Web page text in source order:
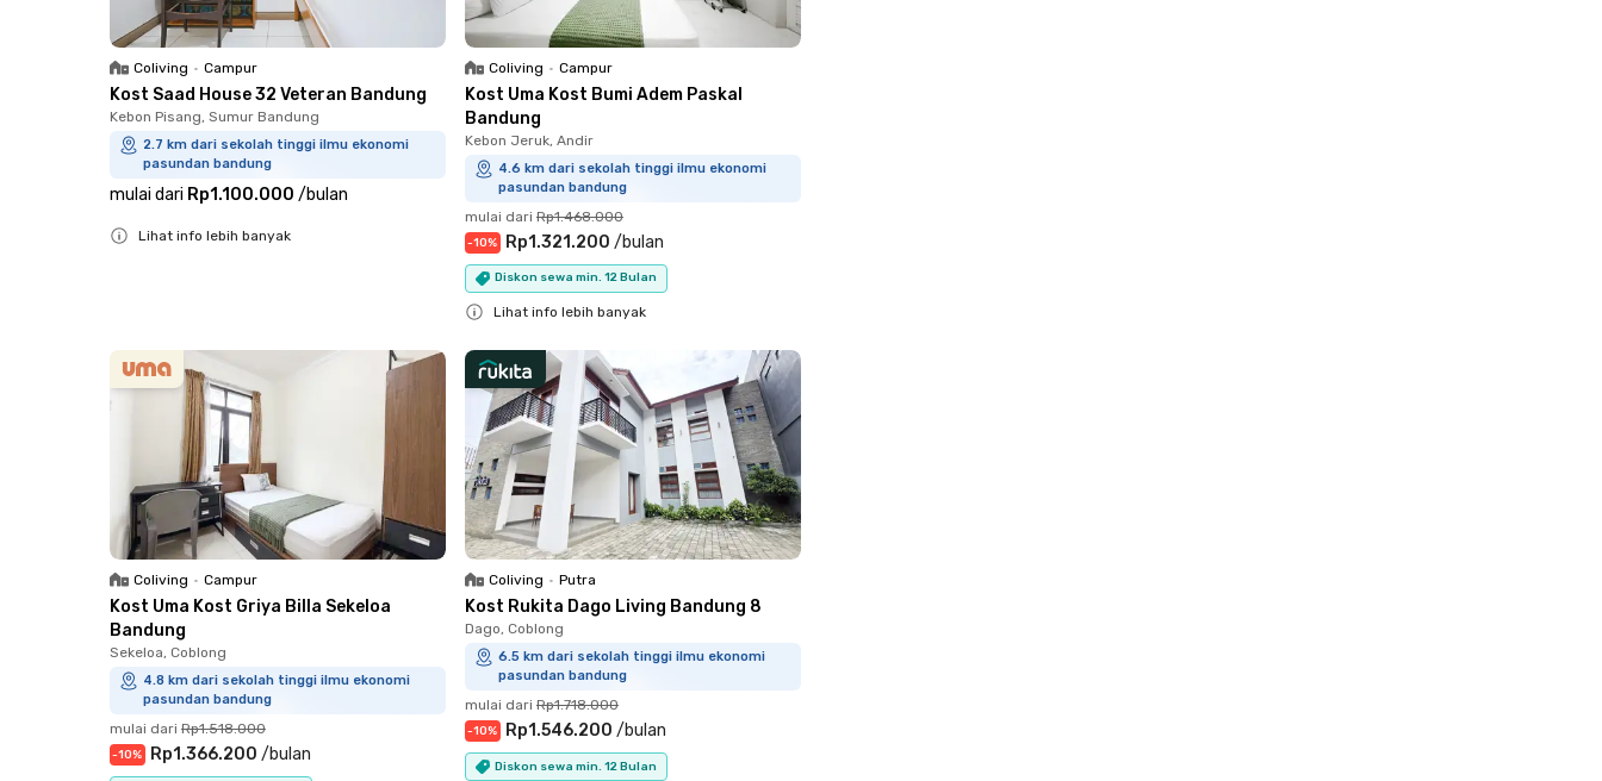
Coliving • Campur
Kost Saad House 32 Veteran Bandung
Kebon Pisang, Sumur Bandung
2.7 km dari sekolah tinggi ilmu ekonomi
pasundan bandung
mulai dari Rp1.100.000 /bulan
Lihat info lebih banyak
Coliving • Campur
Kost Uma Kost Bumi Adem Paskal
Bandung
Kebon Jeruk, Andir
4.6 km dari sekolah tinggi ilmu ekonomi
pasundan bandung
mulai dari Rp1.468.000
-10% Rp1.321.200 /bulan
Diskon sewa min. 12 Bulan
Lihat info lebih banyak
Coliving • Campur
Kost Uma Kost Griya Billa Sekeloa
Bandung
Sekeloa, Coblong
4.8 km dari sekolah tinggi ilmu ekonomi
pasundan bandung
mulai dari Rp1.518.000
-10% Rp1.366.200 /bulan
Coliving • Putra
Kost Rukita Dago Living Bandung 8
Dago, Coblong
6.5 km dari sekolah tinggi ilmu ekonomi
pasundan bandung
mulai dari Rp1.718.000
-10% Rp1.546.200 /bulan
Diskon sewa min. 12 Bulan